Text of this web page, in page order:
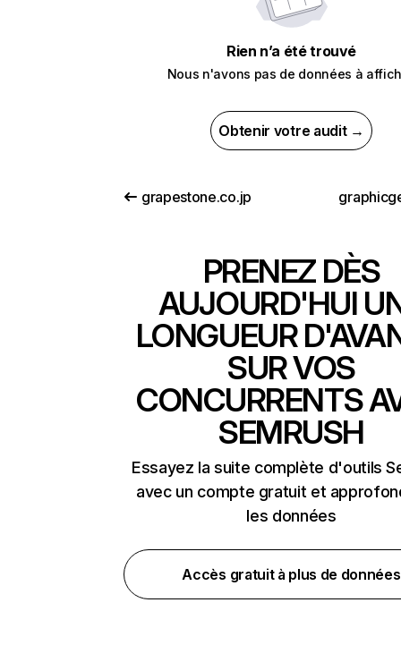
Rien n’a été trouvé
Nous n'avons pas de données à
Obtenir votre audit →
grapestone.co.jp
PRENEZ DÈS
AUJOURD'HUI
LONGUEUR
SUR VOS
CONCURRENTS
SEMRUSH
Essayez la suite complète d'outils
avec un compte gratuit et
les données
Accès gratuit à plus de données